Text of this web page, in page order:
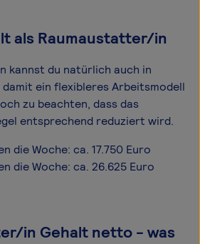
als Raumaustatter/in
kannst du natürlich auch in
ein flexibleres Arbeitsmodell
zu beachten, dass das
entsprechend reduziert wird.
die Woche: ca. 17.750 Euro
die Woche: ca. 26.625 Euro
in Gehalt netto - was